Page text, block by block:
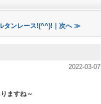
タンレース!(^^)!｜次へ ≫
2022-03-07
ますね～